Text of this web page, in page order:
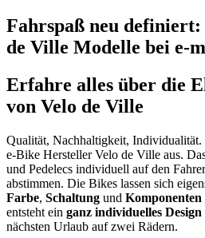
Fahrspaß neu definiert:
de Ville Modelle bei e-
Erfahre alles über die
von Velo de Ville
Qualität, Nachhaltigkeit, Individualität.
e-Bike Hersteller Velo de Ville aus.
und Pedelecs individuell auf den
abstimmen. Die Bikes lassen sich
Farbe, Schaltung und Komponenten
entsteht ein ganz individuelles Design
nächsten Urlaub auf zwei Rädern.